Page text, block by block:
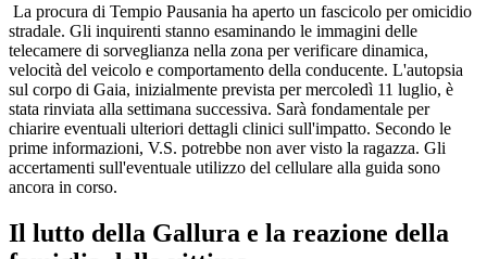
La procura di Tempio Pausania ha aperto un fascicolo per omicidio
stradale. Gli inquirenti stanno esaminando le immagini delle
telecamere di sorveglianza nella zona per verificare dinamica,
velocità del veicolo e comportamento della conducente. L'autopsia
sul corpo di Gaia, inizialmente prevista per mercoledì 11 luglio, è
stata rinviata alla settimana successiva. Sarà fondamentale per
chiarire eventuali ulteriori dettagli clinici sull'impatto. Secondo le
prime informazioni, V.S. potrebbe non aver visto la ragazza. Gli
accertamenti sull'eventuale utilizzo del cellulare alla guida sono
ancora in corso.
Il lutto della Gallura e la reazione della